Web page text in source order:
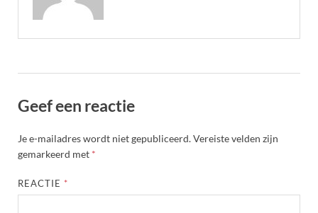
Geef een reactie
Je e-mailadres wordt niet gepubliceerd.Vereiste velden zijn
gemarkeerd met *
REACTIE *